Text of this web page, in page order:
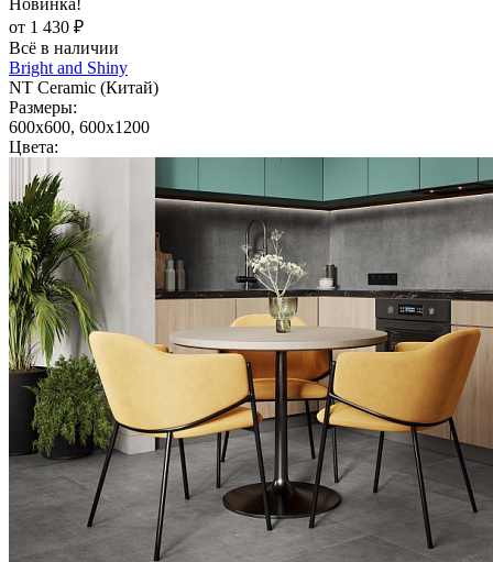
от 1 430 ₽
Всё в наличии
Bright and Shiny
NT Ceramic (Китай)
Размеры:
600x600, 600x1200
Цвета: